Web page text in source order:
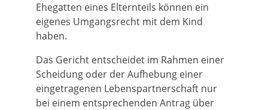
Ehegatten eines Elternteils können ein
eigenes Umgangsrecht mit dem Kind
haben.
Das Gericht entscheidet im Rahmen einer
Scheidung oder der Aufhebung einer
eingetragenen Lebenspartnerschaft nur
bei einem entsprechenden Antrag über